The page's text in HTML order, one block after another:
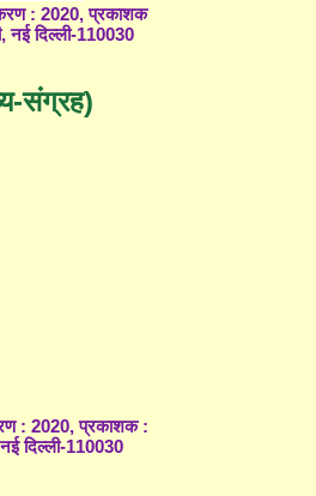
: 2020, प्रकाशक
नई दिल्ली-110030
संग्रह)
: 2020, प्रकाशक :
दिल्ली-110030